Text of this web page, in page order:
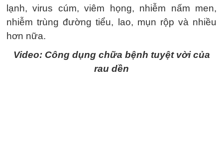
lạnh, virus cúm, viêm họng, nhiễm nấm men,
nhiễm trùng đường tiểu, lao, mụn rộp và nhiều
hơn nữa.
Video: Công dụng chữa bệnh tuyệt vời của
rau dền